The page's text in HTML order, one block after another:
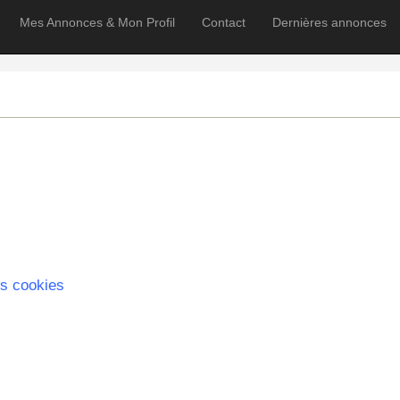
Mes Annonces & Mon Profil Contact Dernières annonces
cookies